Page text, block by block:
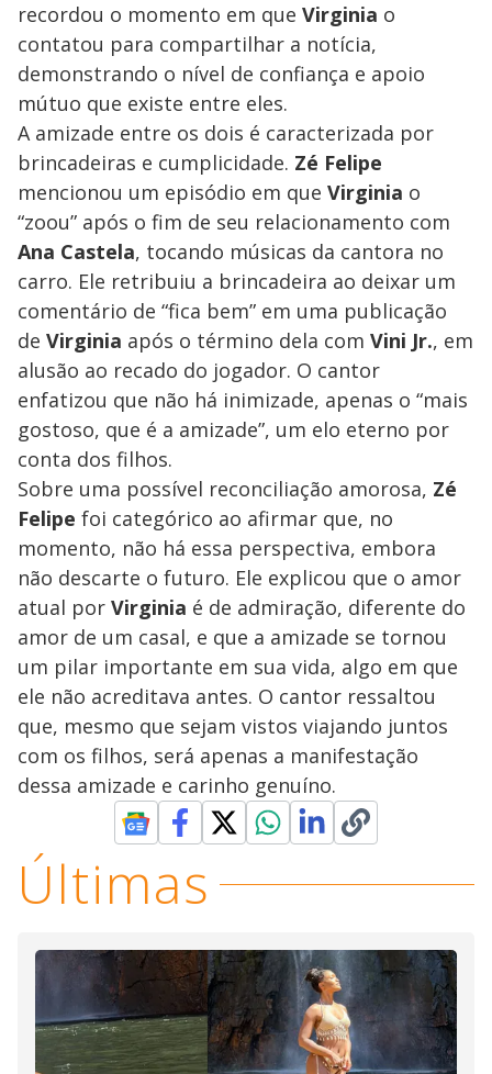
recordou o momento em que Virginia o
contatou para compartilhar a notícia,
demonstrando o nível de confiança e apoio
mútuo que existe entre eles.
A amizade entre os dois é caracterizada por
brincadeiras e cumplicidade. Zé Felipe
mencionou um episódio em que Virginia o
“zoou” após o fim de seu relacionamento com
Ana Castela, tocando músicas da cantora no
carro. Ele retribuiu a brincadeira ao deixar um
comentário de “fica bem” em uma publicação
de Virginia após o término dela com Vini Jr., em
alusão ao recado do jogador. O cantor
enfatizou que não há inimizade, apenas o “mais
gostoso, que é a amizade”, um elo eterno por
conta dos filhos.
Sobre uma possível reconciliação amorosa, Zé
Felipe foi categórico ao afirmar que, no
momento, não há essa perspectiva, embora
não descarte o futuro. Ele explicou que o amor
atual por Virginia é de admiração, diferente do
amor de um casal, e que a amizade se tornou
um pilar importante em sua vida, algo em que
ele não acreditava antes. O cantor ressaltou
que, mesmo que sejam vistos viajando juntos
com os filhos, será apenas a manifestação
dessa amizade e carinho genuíno.
Últimas